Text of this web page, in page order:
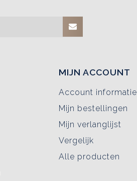
MIJN ACCOUNT
Account informatie
Mijn bestellingen
Mijn verlanglijst
Vergelijk
Alle producten